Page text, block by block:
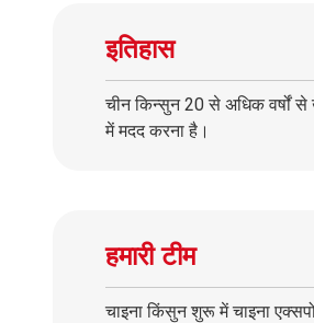
इतिहास
चीन किन्सुन 20 से अधिक वर्षों से
में मदद करना है।
हमारी टीम
चाइना किंसुन शुरू में चाइना